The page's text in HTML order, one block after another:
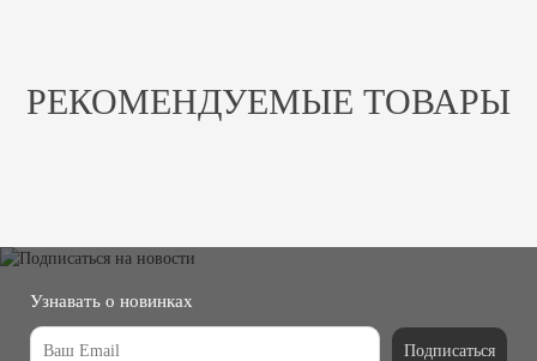
РЕКОМЕНДУЕМЫЕ ТОВАРЫ
Узнавать о новинках
Подписаться